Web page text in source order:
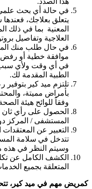
في حالة أي بحث علمي
يتعلق بعلاجك،
المعنية بما في ذلك
العلاجية وتفاصيل
في حال طلب منك
موافقة خطية أو
في أي وقت ولأي
الطبية المقدمة لك.
تلتزم ميد كير بتوفير
بأمراض مميتة،
وفقاً للوائح هيئة
الحصول على رأي ثان
المستشفى / المركز
التعبير عن المعتقدات
تتدخل في سلامة
وسيتم النظر في
الكشف الكامل عن
المتعلقة بجميع
كمريض مهم في ميد كير،